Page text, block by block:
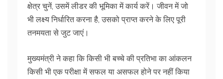
क्षेत्र चुनें, उसमें लीडर की भूमिका में कार्य करें। जीवन में जो
भी लक्ष्य निर्धारित करना है, उसको प्राप्त करने के लिए पूरी
तनमयता से जुट जाएं।
मुख्यमंत्री ने कहा कि किसी भी बच्चे की प्रतिभा का आंकलन
किसी भी एक परीक्षा में सफल या असफल होने पर नहीं किया